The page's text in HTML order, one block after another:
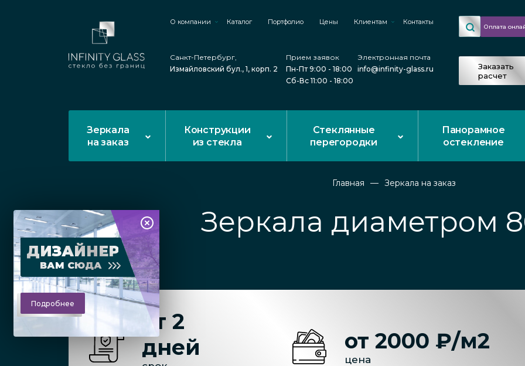
О компании Каталог Портфолио Цены Клиентам Контакты
Санкт-Петербург,
Измайловский бул., 1, корп. 2
Прием заявок
Пн-Пт 9:00 - 18:00
Сб-Вс 11:00 - 18:00
Электронная почта
info@infinity-glass.ru
Оплата
Заказать
расчет
Зеркала
на заказ
Конструкции
из стекла
Стеклянные
перегородки
Панорамное
остекление
Главная Зеркала на заказ
Зеркала диаметром
ДИЗАЙНЕР
ВАМ СЮДА
Подробнее
от 2
дней
от 2000 ₽/м2
цена